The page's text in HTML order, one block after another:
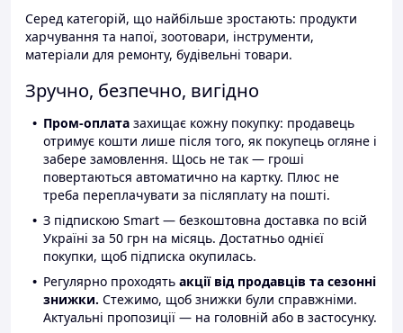
Серед категорій, що найбільше зростають: продукти
харчування та напої, зоотовари, інструменти,
матеріали для ремонту, будівельні товари.
Зручно, безпечно, вигідно
Пром-оплата захищає кожну покупку: продавець
отримує кошти лише після того, як покупець огляне і
забере замовлення. Щось не так — гроші
повертаються автоматично на картку. Плюс не
треба переплачувати за післяплату на пошті.
З підпискою Smart — безкоштовна доставка по всій
Україні за 50 грн на місяць. Достатньо однієї
покупки, щоб підписка окупилась.
Регулярно проходять акції від продавців та сезонні
знижки. Стежимо, щоб знижки були справжніми.
Актуальні пропозиції — на головній або в застосунку.